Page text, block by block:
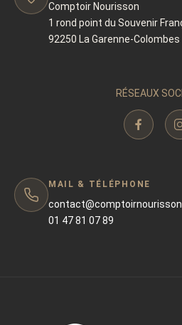
Comptoir Nourisson
1 rond point du Souvenir
92250 La Garenne-Colombes
RÉSEAUX
MAIL & TÉLÉPHONE
01 47 81 07 89